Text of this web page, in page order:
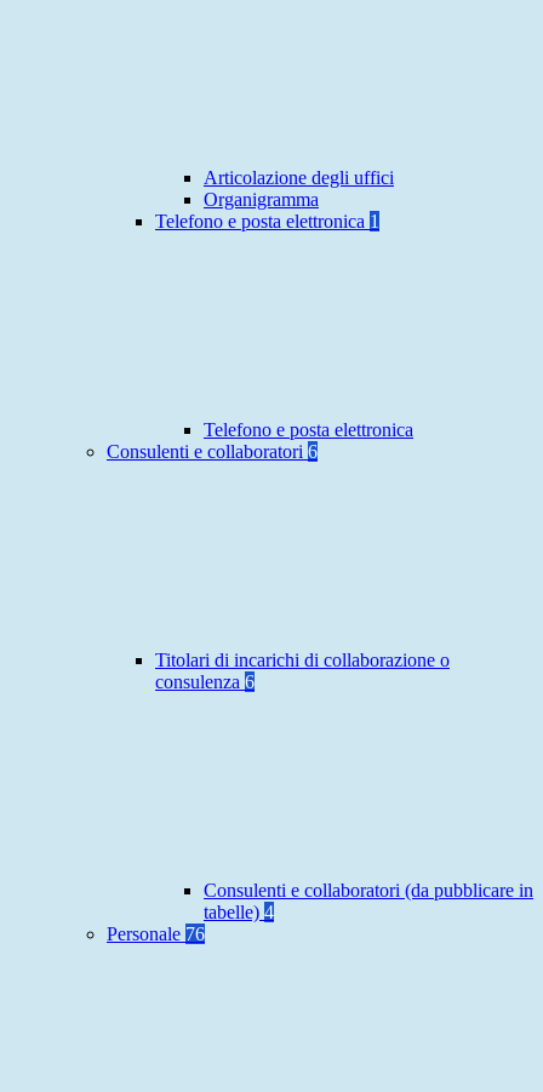
Articolazione degli uffici
Organigramma
Telefono e posta elettronica 1
Telefono e posta elettronica
Consulenti e collaboratori 6
Titolari di incarichi di collaborazione o
consulenza 6
Consulenti e collaboratori (da pubblicare in
tabelle) 4
Personale 76